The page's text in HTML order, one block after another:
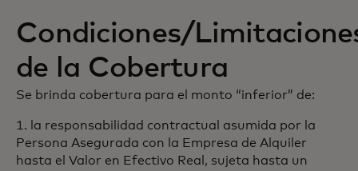
Condiciones/
de la Cobertura
Se brinda cobertura para el monto “inferior” de:
1. la responsabilidad contractual asumida por la
Persona Asegurada con la Empresa de Alquiler
hasta el Valor en Efectivo Real, sujeta hasta un